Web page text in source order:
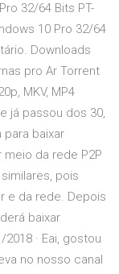
32/64 Bits PT-
10 Pro 32/64
Downloads
pro Ar Torrent
MKV, MP4
já passou dos 30,
para baixar
da rede P2P
pois
e da rede. Depois
baixar
· Eai, gostou
no nosso canal